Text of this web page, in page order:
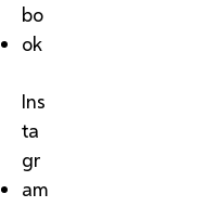
bo
ok
Ins
ta
gr
am